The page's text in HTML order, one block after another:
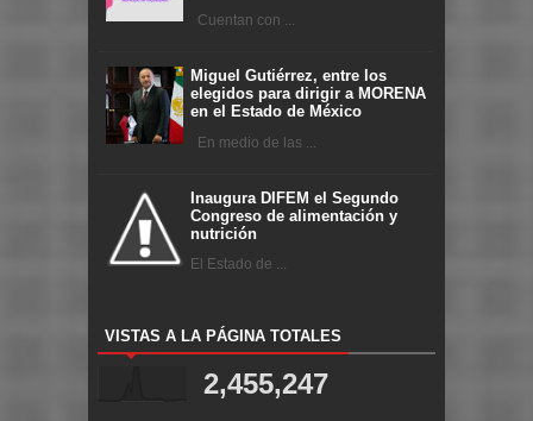
Cuentan con ...
Miguel Gutiérrez, entre los
elegidos para dirigir a MORENA
en el Estado de México
En medio de las ...
Inaugura DIFEM el Segundo
Congreso de alimentación y
nutrición
El Estado de ...
VISTAS A LA PÁGINA TOTALES
2,455,247